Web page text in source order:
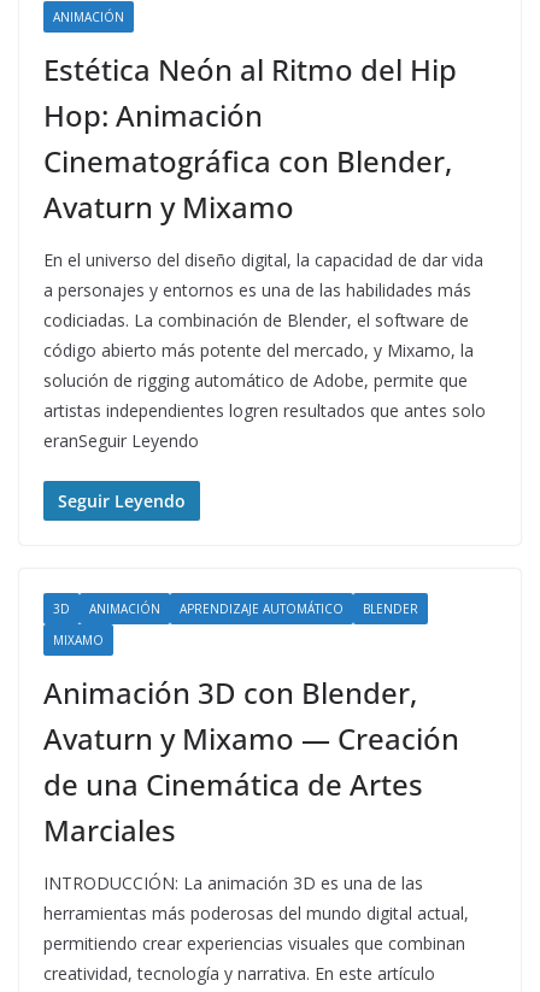
ANIMACIÓN
Estética Neón al Ritmo del Hip
Hop: Animación
Cinematográfica con Blender,
Avaturn y Mixamo
En el universo del diseño digital, la capacidad de dar vida
a personajes y entornos es una de las habilidades más
codiciadas. La combinación de Blender, el software de
código abierto más potente del mercado, y Mixamo, la
solución de rigging automático de Adobe, permite que
artistas independientes logren resultados que antes solo
eranSeguir Leyendo
Seguir Leyendo
3D ANIMACIÓN APRENDIZAJE AUTOMÁTICO
BLENDER
MIXAMO
Animación 3D con Blender,
Avaturn y Mixamo — Creación
de una Cinemática de Artes
Marciales
INTRODUCCIÓN: La animación 3D es una de las
herramientas más poderosas del mundo digital actual,
permitiendo crear experiencias visuales que combinan
creatividad, tecnología y narrativa. En este artículo